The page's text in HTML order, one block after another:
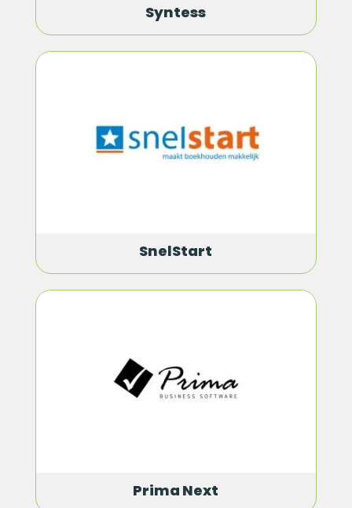
Syntess
SnelStart
Prima Next